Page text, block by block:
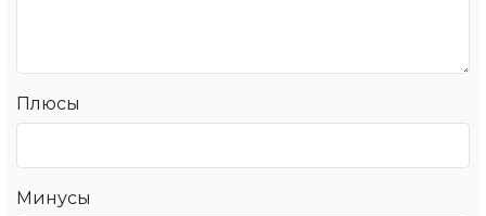
Плюсы
Минусы